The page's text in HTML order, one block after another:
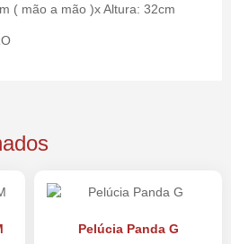
( mão a mão )x Altura: 32cm
Pelúcia Panda G